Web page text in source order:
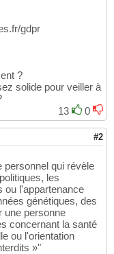
gdpr
?
solide pour veiller à
13
0
#2
personnel qui révèle
les
ou l'appartenance
génétiques, des
une personne
concernant la santé
ou l'orientation
»"